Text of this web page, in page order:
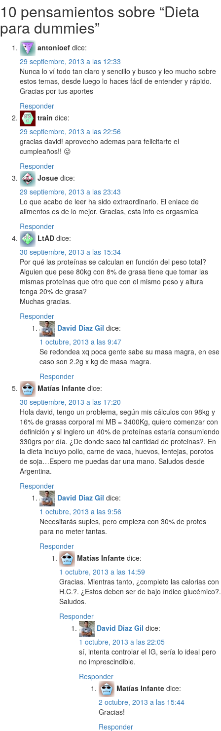
10 pensamientos sobre “Dieta
para dummies”
antonioef dice:
29 septiembre, 2013 a las 12:33
Nunca lo ví todo tan claro y sencillo y busco y leo mucho sobre
estos temas, desde luego lo haces fácil de entender y rápido.
Gracias por tus aportes
Responder
train dice:
29 septiembre, 2013 a las 22:56
gracias david! aprovecho ademas para felicitarte el
cumpleaños!! 😛
Responder
Josue dice:
29 septiembre, 2013 a las 23:43
Lo que acabo de leer ha sido extraordinario. El enlace de
alimentos es de lo mejor. Gracias, esta info es orgasmica
Responder
LtAD dice:
30 septiembre, 2013 a las 15:34
Por qué las proteínas se calculan en función del peso total?
Alguien que pese 80kg con 8% de grasa tiene que tomar las
mismas proteínas que otro que con el mismo peso y altura
tenga 20% de grasa?
Muchas gracias.
Responder
David Diaz Gil dice:
1 octubre, 2013 a las 9:47
Se redondea xq poca gente sabe su masa magra, en ese
caso son 2.2g x kg de masa magra.
Responder
Matías Infante dice:
30 septiembre, 2013 a las 17:20
Hola david, tengo un problema, según mis cálculos con 98kg y
16% de grasas corporal mi MB = 3400Kg, quiero comenzar con
definición y si ingiero un 40% de proteínas estaría consumiendo
330grs por día. ¿De donde saco tal cantidad de proteinas?. En
la dieta incluyo pollo, carne de vaca, huevos, lentejas, porotos
de soja…Espero me puedas dar una mano. Saludos desde
Argentina.
Responder
David Diaz Gil dice:
1 octubre, 2013 a las 9:56
Necesitarás suples, pero empieza con 30% de protes
para no meter tantas.
Responder
Matías Infante dice:
1 octubre, 2013 a las 14:59
Gracias. Mientras tanto, ¿completo las calorias con
H.C.?. ¿Estos deben ser de bajo índice glucémico?.
Saludos.
Responder
David Diaz Gil dice:
1 octubre, 2013 a las 22:05
sí, intenta controlar el IG, sería lo ideal pero
no imprescindible.
Responder
Matías Infante dice:
2 octubre, 2013 a las 15:44
Gracias!
Responder